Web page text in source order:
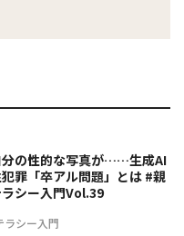
ラシー入門
分の性的な写真が……生成AI
罪「卒アル問題」とは #親
シー入門Vol.39